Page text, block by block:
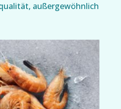
außergewöhnlich